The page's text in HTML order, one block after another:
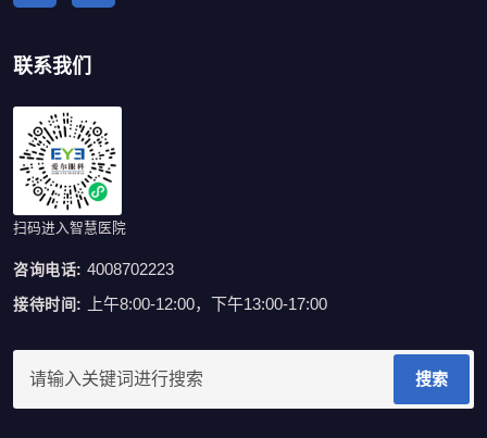
联系我们
扫码进入智慧医院
咨询电话: 4008702223
接待时间: 上午8:00-12:00，下午13:00-17:00
搜索